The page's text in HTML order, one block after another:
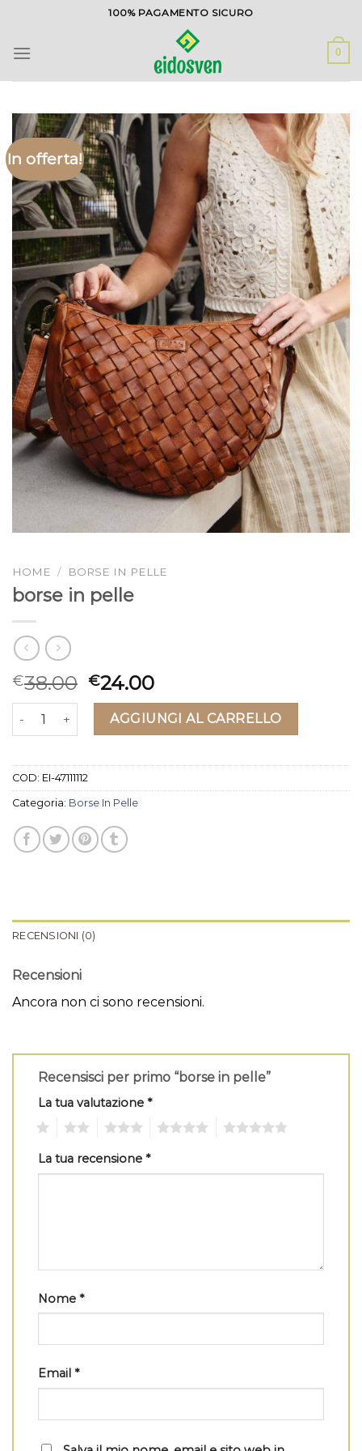
contenuti
100% PAGAMENTO SICURO
0
In offerta!
HOME / BORSE IN PELLE
borse in pelle
€38.00 €24.00
borse in pelle quantitàAGGIUNGI AL CARRELLO
COD: EI-47111112
Categoria: Borse In Pelle
RECENSIONI (0)
Recensioni
Ancora non ci sono recensioni.
Recensisci per primo “borse in pelle”
La tua valutazione *
La tua recensione *
Nome *
Email *